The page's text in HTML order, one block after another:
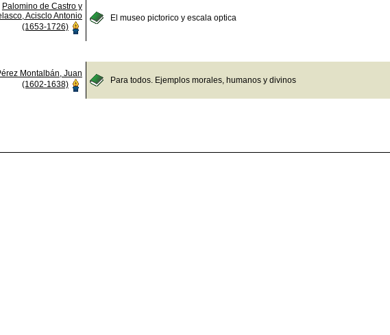
Palomino de Castro y
Acisclo Antonio
(1653-1726)
El museo pictorico y escala optica
Montalbán, Juan
(1602-1638)
Para todos. Ejemplos morales, humanos y divinos